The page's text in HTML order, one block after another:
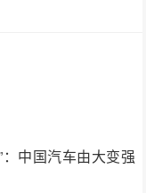
中国汽车由大变强